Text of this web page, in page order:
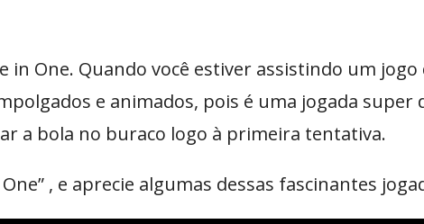
One. Quando você estiver assistindo um
e animados, pois é uma jogada super
a bola no buraco logo à primeira tentativa.
, e aprecie algumas dessas fascinantes